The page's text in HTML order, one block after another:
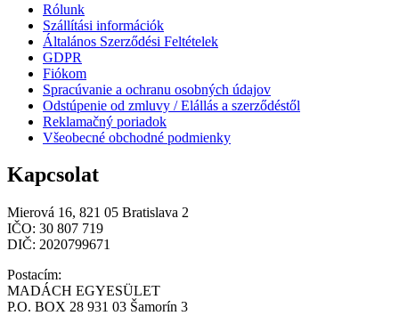
Rólunk
Szállítási információk
Általános Szerződési Feltételek
GDPR
Fiókom
Spracúvanie a ochranu osobných údajov
Odstúpenie od zmluvy / Elállás a szerződéstől
Reklamačný poriadok
Všeobecné obchodné podmienky
Kapcsolat
Mierová 16, 821 05 Bratislava 2
IČO: 30 807 719
DIČ: 2020799671
Postacím:
MADÁCH EGYESÜLET
P.O. BOX 28 931 03 Šamorín 3